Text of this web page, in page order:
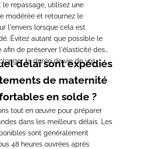
le repassage, utilisez une
modérée et retournez le
l'envers lorsque cela est
Évitez autant que possible le
afin de préserver l'élasticité des
la durée de vie de vos
délai sont expédiés
de maternité
en solde ?
tout en œuvre pour préparer
dans les meilleurs délais. Les
sont généralement
48 heures ouvrées après